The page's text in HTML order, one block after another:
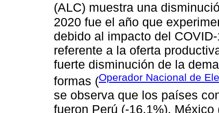
(ALC) muestra una
2020 fue el año que
debido al impacto del
referente a la oferta
fuerte disminución de la
formas (Operador Nacional de
se observa que los países
fueron Perú (-16.1%),